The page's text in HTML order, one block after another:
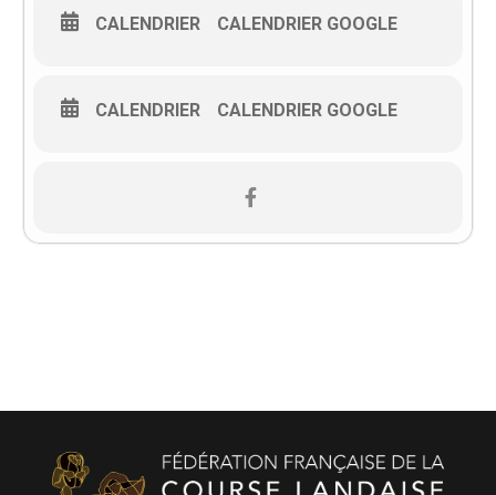
CALENDRIER CALENDRIER GOOGLE
CALENDRIER CALENDRIER GOOGLE